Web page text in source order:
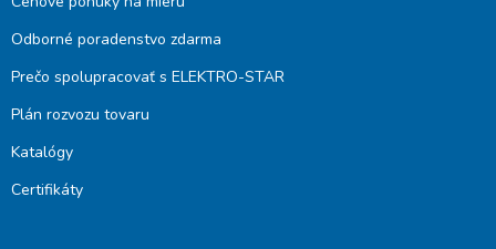
Odborné poradenstvo zdarma
Prečo spolupracovať s ELEKTRO-STAR
Plán rozvozu tovaru
Katalógy
Certifikáty